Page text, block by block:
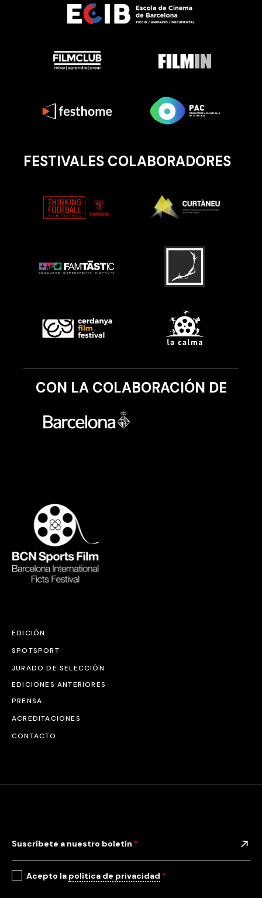
FESTIVALES COLABORADORES
CON LA COLABORACIÓN DE
EDICIÓN
SPOTSPORT
JURADO DE SELECCIÓN
EDICIONES ANTERIORES
PRENSA
ACREDITACIONES
CONTACTO
Suscríbete a nuestro boletín *
Acepto la política de privacidad *